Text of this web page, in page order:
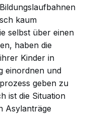
kaum
selbst über einen
haben die
Kinder in
einordnen und
geben zu
ist die Situation
Asylanträge